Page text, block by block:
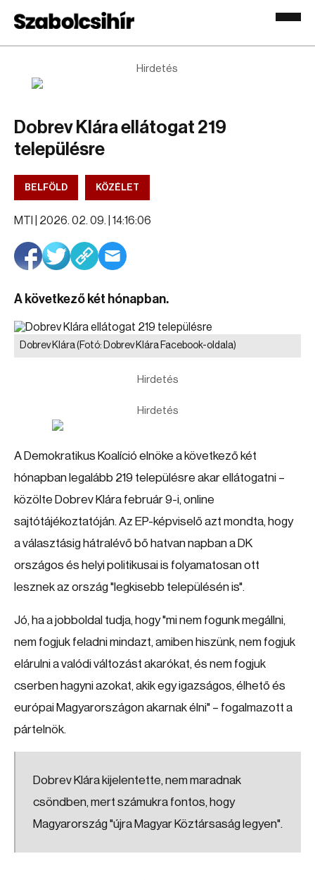
Hirdetés
Dobrev Klára ellátogat 219
településre
BELFÖLD KÖZÉLET
MTI | 2026. 02. 09. | 14:16:06
A következő két hónapban.
Dobrev Klára(Fotó: Dobrev Klára Facebook-oldala)
Hirdetés
Hirdetés
A Demokratikus Koalíció elnöke a következő két
hónapban legalább 219 településre akar ellátogatni –
közölte Dobrev Klára február 9-i, online
sajtótájékoztatóján. Az EP-képviselő azt mondta, hogy
a választásig hátralévő bő hatvan napban a DK
országos és helyi politikusai is folyamatosan ott
lesznek az ország "legkisebb településén is".
Jó, ha a jobboldal tudja, hogy "mi nem fogunk megállni,
nem fogjuk feladni mindazt, amiben hiszünk, nem fogjuk
elárulni a valódi változást akarókat, és nem fogjuk
cserben hagyni azokat, akik egy igazságos, élhető és
európai Magyarországon akarnak élni" – fogalmazott a
pártelnök.
Dobrev Klára kijelentette, nem maradnak
csöndben, mert számukra fontos, hogy
Magyarország "újra Magyar Köztársaság legyen".